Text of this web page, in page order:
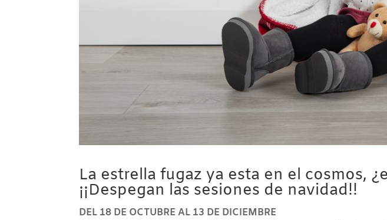
La estrella fugaz ya esta en el cosmos,
¡¡Despegan las sesiones de navidad!!
DEL 18 DE OCTUBRE AL 13 DE DICIEMBRE